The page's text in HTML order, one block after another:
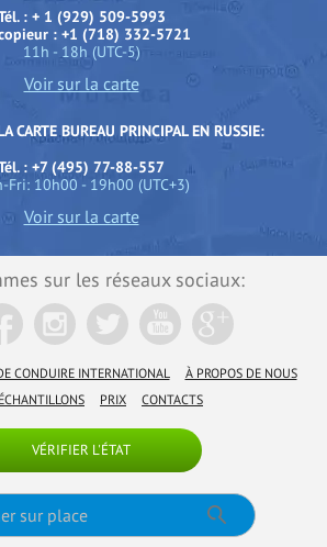
Voir sur la carte
: + 1 (929) 509-5993
: +1 (718) 332-5721
11h - 18h (UTC-5)
Voir sur la carte
CARTE BUREAU PRINCIPAL EN RUSSIE:
: +7 (495) 77-88-557
Fri: 10h00 - 19h00 (UTC+3)
sur les réseaux sociaux:
CONDUIRE INTERNATIONAL
À PROPOS DE NOUS
ÉCHANTILLONS PRIX CONTACTS
VÉRIFIER L'ÉTAT